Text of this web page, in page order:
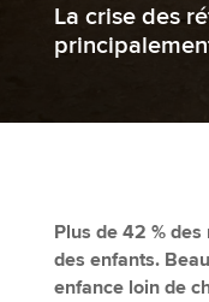
La crise des
Plus de 42 %
des enfants.
enfance loin de